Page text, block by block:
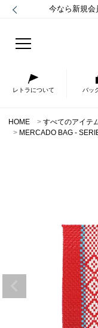
今なら新規会
レトラについて バッ
HOME
すべてのアイテ
MERCADO BAG -